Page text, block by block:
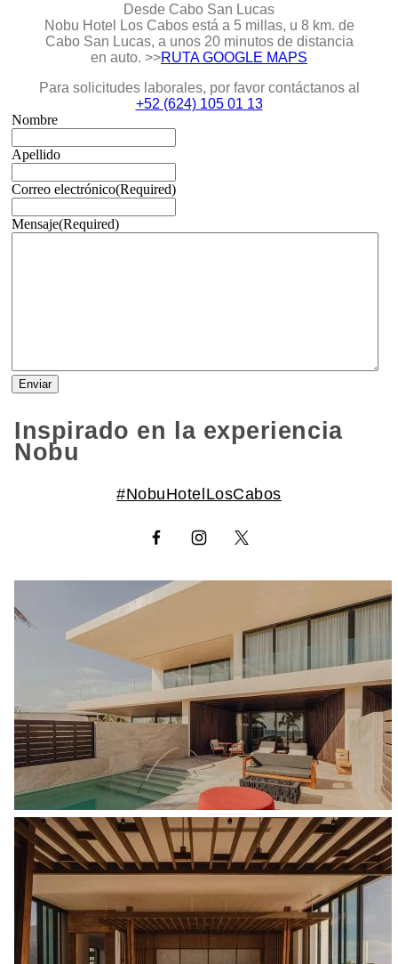
Desde Cabo San Lucas
Nobu Hotel Los Cabos está a 5 millas, u 8 km. de
Cabo San Lucas, a unos 20 minutos de distancia
en auto. >>RUTA GOOGLE MAPS
Para solicitudes laborales, por favor contáctanos al
+52 (624) 105 01 13
Nombre
Apellido
Correo electrónico(Required)
Mensaje(Required)
Inspirado en la experiencia
Nobu
#NobuHotelLosCabos